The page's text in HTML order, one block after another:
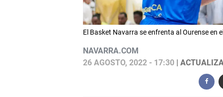
El Basket Navarra se enfrenta al Ourense en
NAVARRA.COM
26 AGOSTO, 2022 - 17:30|